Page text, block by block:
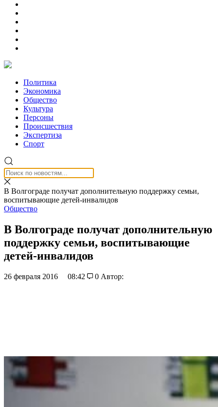
Политика
Экономика
Общество
Культура
Персоны
Происшествия
Экспертиза
Спорт
В Волгограде получат дополнительную поддержку семьи,
воспитывающие детей-инвалидов
Общество
В Волгограде получат дополнительную
поддержку семьи, воспитывающие
детей-инвалидов
26 февраля 2016 08:42 0 Автор: